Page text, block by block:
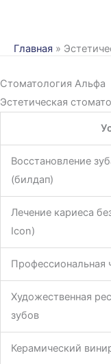
содержимому
Главная »
Стоматология Альфа
Эстетическая
Восстановление
(билдап)
Лечение кариеса
Icon)
Профессиональная
Художественная
зубов
Керамический